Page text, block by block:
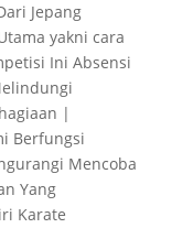
Jepang
yakni cara
Ini Absensi
|
Berfungsi
Mencoba
Yang
Karate